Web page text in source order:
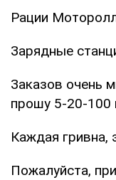
Рации
Зарядные
Заказов очень
прошу 5-20-100
Каждая гривна,
Пожалуйста,